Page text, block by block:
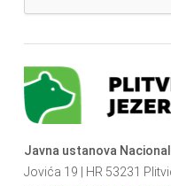
Javna ustanova
Jovića 19 | HR 53231